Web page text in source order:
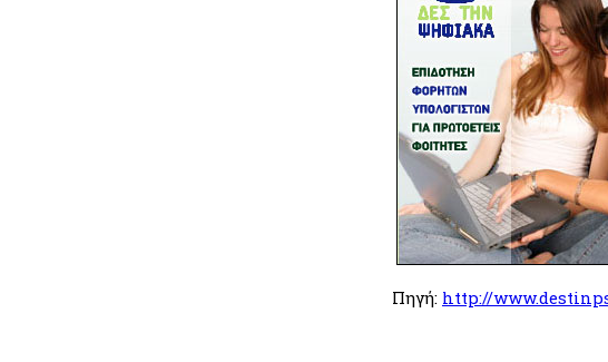
Πηγή: http://